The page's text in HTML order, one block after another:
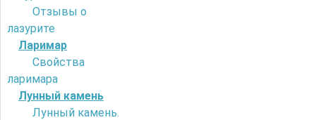
Отзывы о
лазурите
Ларимар
Свойства
ларимара
Лунный камень
Лунный камень.